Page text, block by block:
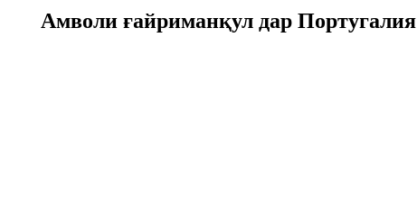
Амволи ғайриманқул дар Португалия